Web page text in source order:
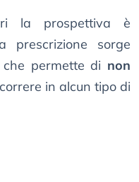
la prospettiva è
prescrizione sorge
permette di non
in alcun tipo di